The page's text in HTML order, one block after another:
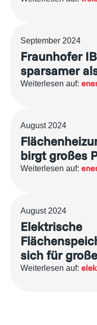
September 2024
Fraunhofer
sparsamer
Weiterlesen auf:
August 2024
birgt großes
Weiterlesen auf:
August 2024
Elektrische
sich für
Weiterlesen auf: